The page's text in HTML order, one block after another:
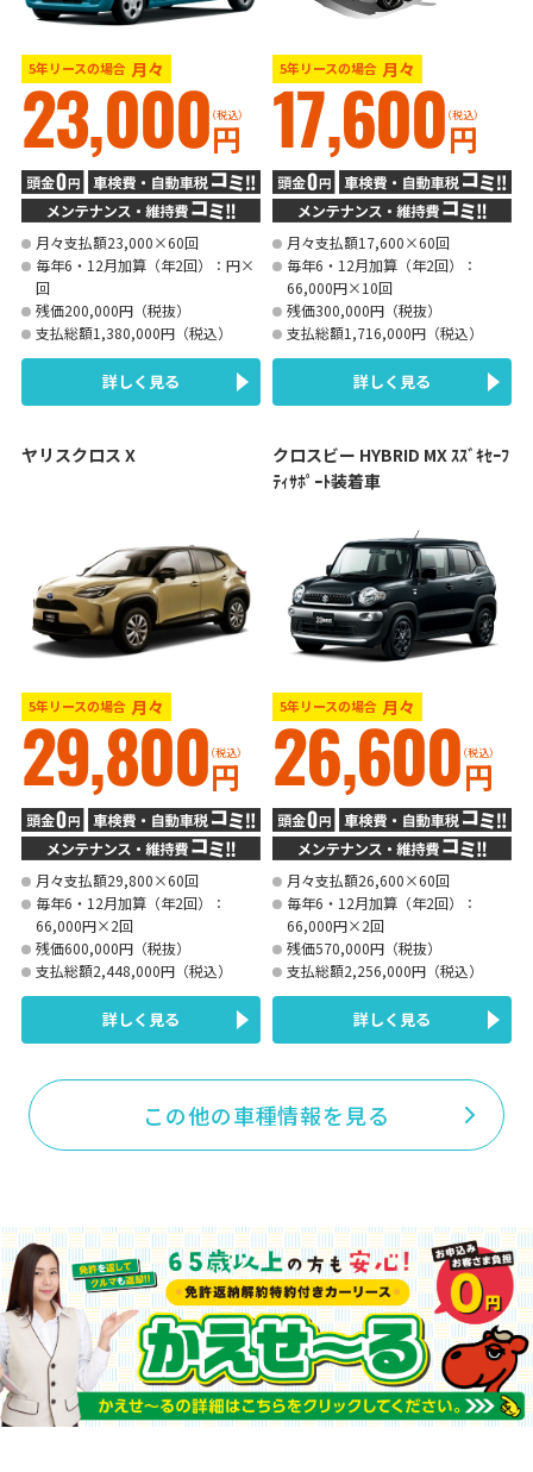
5年リースの場合 月々
23,000円
（税込）
月々支払額23,000×60回
毎年6・12月加算（年2回）：円×
回
残価200,000円（税抜）
支払総額1,380,000円（税込）
詳しく見る
5年リースの場合 月々
17,600円
（税込）
月々支払額17,600×60回
毎年6・12月加算（年2回）：
66,000円×10回
残価300,000円（税抜）
支払総額1,716,000円（税込）
詳しく見る
ヤリスクロス X
5年リースの場合 月々
29,800円
（税込）
月々支払額29,800×60回
毎年6・12月加算（年2回）：
66,000円×2回
残価600,000円（税抜）
支払総額2,448,000円（税込）
詳しく見る
クロスビー HYBRID MX ｽｽﾞｷｾｰﾌ
ﾃｨｻﾎﾟｰﾄ装着車
5年リースの場合 月々
26,600円
（税込）
月々支払額26,600×60回
毎年6・12月加算（年2回）：
66,000円×2回
残価570,000円（税抜）
支払総額2,256,000円（税込）
詳しく見る
この他の車種情報を見る